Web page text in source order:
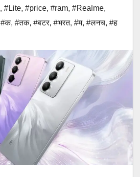
, #Lite, #price, #ram, #Realme,
#क, #तक, #बटर, #भरत, #म, #लनच, #ह